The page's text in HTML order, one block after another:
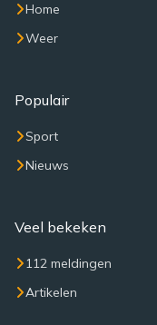
Home
Weer
Populair
Sport
Nieuws
Veel bekeken
112 meldingen
Artikelen